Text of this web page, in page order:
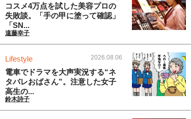
コスメ4万点を試した美容プロの
失敗談。「手の甲に塗って確認」
「SN...
遠藤幸子
Lifestyle 2026.08.06
電車でドラマを大声実況する“ネ
タバレおばさん”。注意した女子
高生の...
鈴木詩子